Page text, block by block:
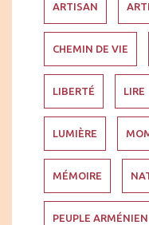
ARTISAN
CHEMIN DE VIE
LIBERTÉ LIRE
LUMIÈRE
MÉMOIRE
PEUPLE ARMÉNIEN